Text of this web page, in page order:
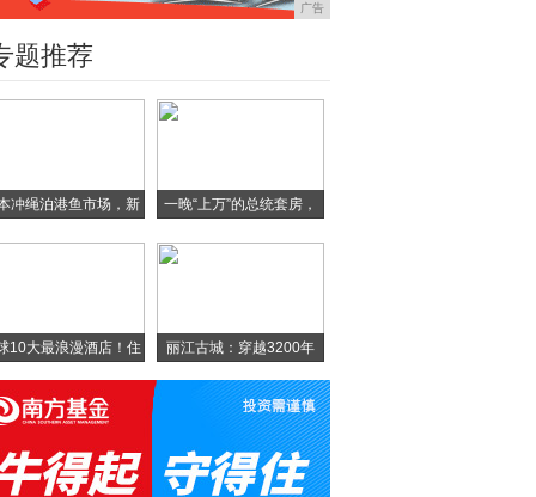
广告
题推荐
冲绳泊港鱼市场，新
一晚“上万”的总统套房，
10大最浪漫酒店！住 丽江古城：穿越3200年